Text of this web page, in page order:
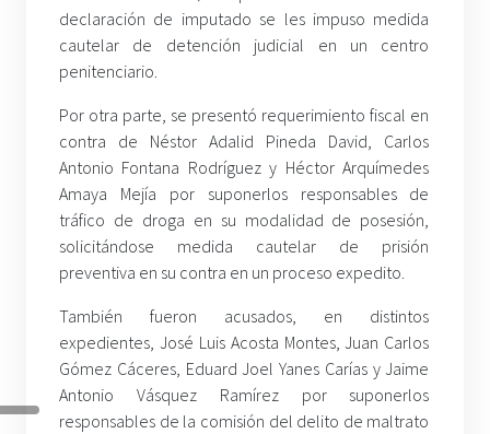
declaración de imputado se les impuso medida
cautelar de detención judicial en un centro
penitenciario.
Por otra parte, se presentó requerimiento fiscal en
contra de Néstor Adalid Pineda David, Carlos
Antonio Fontana Rodríguez y Héctor Arquímedes
Amaya Mejía por suponerlos responsables de
tráfico de droga en su modalidad de posesión,
solicitándose medida cautelar de prisión
preventiva en su contra en un proceso expedito.
También fueron acusados, en distintos
expedientes, José Luis Acosta Montes, Juan Carlos
Gómez Cáceres, Eduard Joel Yanes Carías y Jaime
Antonio Vásquez Ramírez por suponerlos
responsables de la comisión del delito de maltrato